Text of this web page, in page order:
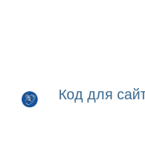
Код для